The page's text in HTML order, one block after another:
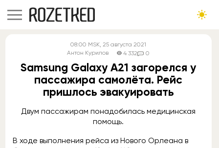
08:00 MSK, 25 августа 2021
Антон Курилов
4 332 0
Samsung Galaxy A21 загорелся у
пассажира самолёта. Рейс
пришлось эвакуировать
Двум пассажирам понадобилась медицинская
помощь.
В ходе выполнения рейса из Нового Орлеана в